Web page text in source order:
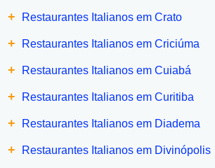
+ Restaurantes Italianos em Crato
+ Restaurantes Italianos em Criciúma
+ Restaurantes Italianos em Cuiabá
+ Restaurantes Italianos em Curitiba
+ Restaurantes Italianos em Diadema
+ Restaurantes Italianos em Divinópolis